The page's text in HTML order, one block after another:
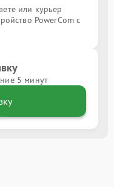
или курьер
PowerCom с
5 минут